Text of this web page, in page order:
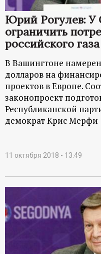
р
т
а
л
Юрий Рогулев:
ограничить
российского
В Вашингтоне
долларов на
проектов в Европе.
законопроект
Республиканской
демократ Крис Мерфи
11 октября 2018 - 13:49